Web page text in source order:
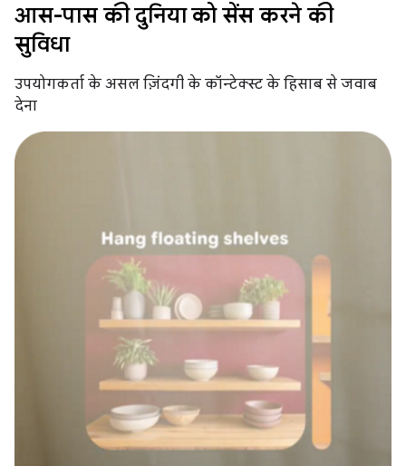
आस-पास की दुनिया को सेंस करने की
सुविधा
उपयोगकर्ता के असल ज़िंदगी के कॉन्टेक्स्ट के हिसाब से जवाब
देना